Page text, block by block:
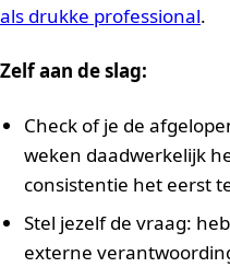
als drukke professional.
Zelf aan de slag:
Check of je de
weken daadwerkelijk
consistentie het eerst
Stel jezelf de vraag:
externe